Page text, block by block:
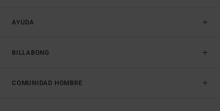
AYUDA
BILLABONG
COMUNIDAD HOMBRE